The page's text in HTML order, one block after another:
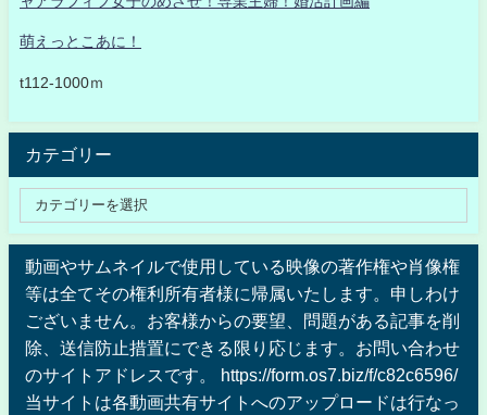
萌えっとこあに！
t112-1000ｍ
カテゴリー
動画やサムネイルで使用している映像の著作権や肖像権
等は全てその権利所有者様に帰属いたします。申しわけ
ございません。お客様からの要望、問題がある記事を削
除、送信防止措置にできる限り応じます。お問い合わせ
のサイトアドレスです。 https://form.os7.biz/f/c82c6596/
当サイトは各動画共有サイトへのアップロードは行なっ